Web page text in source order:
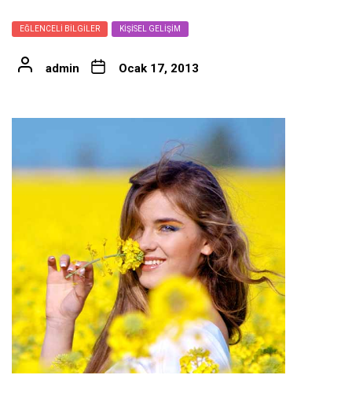
EĞLENCELI BILGILER KIŞISEL GELIŞIM
admin Ocak 17, 2013